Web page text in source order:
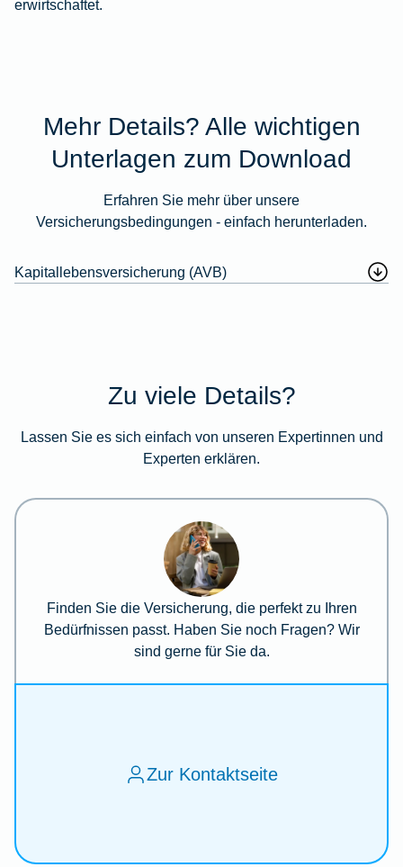
erwirtschaftet.
Mehr Details? Alle wichtigen
Unterlagen zum Download
Erfahren Sie mehr über unsere
Versicherungsbedingungen - einfach herunterladen.
Kapitallebensversicherung (AVB)
Zu viele Details?
Lassen Sie es sich einfach von unseren Expertinnen und
Experten erklären.
Finden Sie die Versicherung, die perfekt zu Ihren
Bedürfnissen passt. Haben Sie noch Fragen? Wir
sind gerne für Sie da.
Zur Kontaktseite